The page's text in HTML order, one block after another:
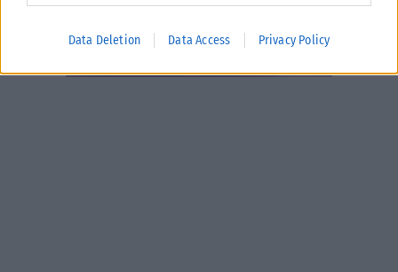
Data Deletion Data Access Privacy Policy